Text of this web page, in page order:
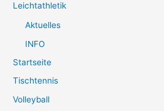
Leichtathletik
Aktuelles
INFO
Startseite
Tischtennis
Volleyball